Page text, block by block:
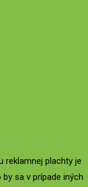
reklamnej plachty je
sa v prípade iných